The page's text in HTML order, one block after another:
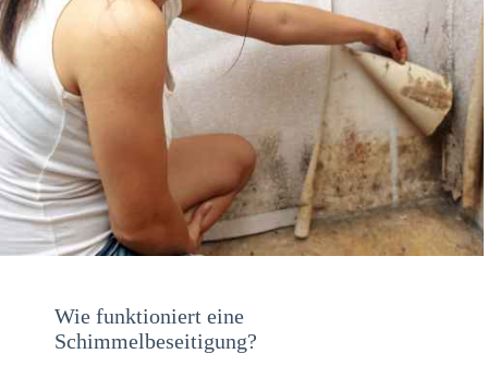
Wie funktioniert eine
Schimmelbeseitigung?